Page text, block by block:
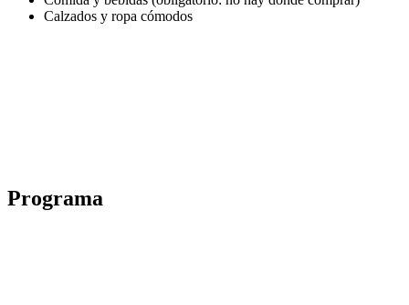
Calzados y ropa cómodos
Programa